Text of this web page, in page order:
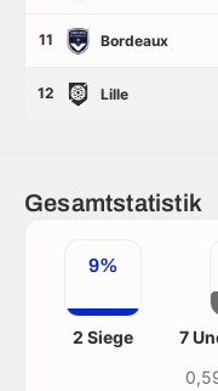
11 Bordeaux
12 Lille
Gesamtstatistik
9%
2 Siege 7